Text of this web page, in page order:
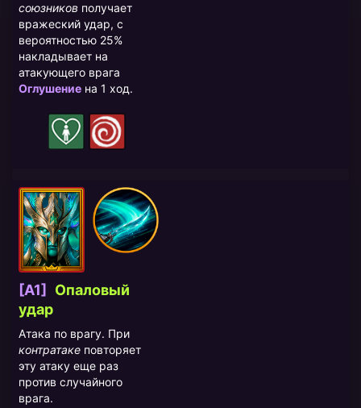
союзников получает
вражеский удар, с
вероятностью 25%
накладывает на
атакующего врага
Оглушение на 1 ход.
[A1]
Опаловый
удар
Атака по врагу. При
контратаке повторяет
эту атаку еще раз
против случайного
врага.